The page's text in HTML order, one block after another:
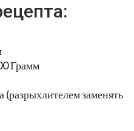
Грамм
заменять